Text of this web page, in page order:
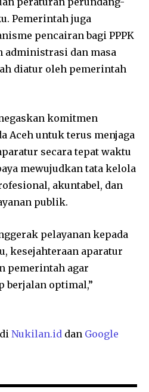
Pemerintah juga
pencairan bagi PPPK
administrasi dan masa
diatur oleh pemerintah
komitmen
Aceh untuk terus menjaga
secara tepat waktu
mewujudkan tata kelola
akuntabel, dan
publik.
pelayanan kepada
kesejahteraan aparatur
pemerintah agar
berjalan optimal,”
Nukilan.id dan Google